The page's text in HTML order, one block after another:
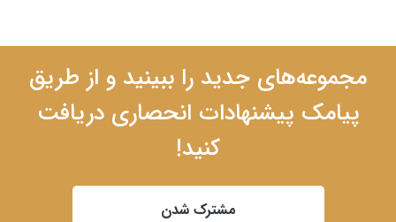
مجموعه‌های جدید را ببینید و از طریق
پیامک پیشنهادات انحصاری دریافت
کنید!
مشترک شدن